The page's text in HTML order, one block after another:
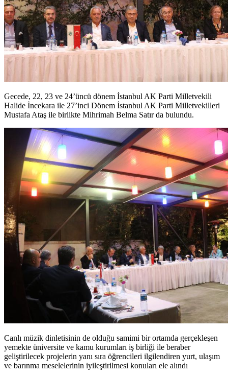
Gecede, 22, 23 ve 24’üncü dönem İstanbul AK Parti Milletvekili
Halide İncekara ile 27’inci Dönem İstanbul AK Parti Milletvekilleri
Mustafa Ataş ile birlikte Mihrimah Belma Satır da bulundu.
Canlı müzik dinletisinin de olduğu samimi bir ortamda gerçekleşen
yemekte üniversite ve kamu kurumları iş birliği ile beraber
geliştirilecek projelerin yanı sıra öğrencileri ilgilendiren yurt, ulaşım
ve barınma meselelerinin iyileştirilmesi konuları ele alındı